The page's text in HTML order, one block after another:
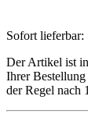
Sofort lieferbar:
Der Artikel ist
Ihrer
der Regel nach